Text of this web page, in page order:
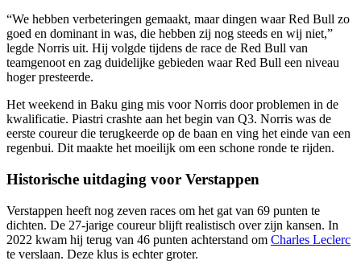
“We hebben verbeteringen gemaakt, maar dingen waar Red Bull zo
goed en dominant in was, die hebben zij nog steeds en wij niet,”
legde Norris uit. Hij volgde tijdens de race de Red Bull van
teamgenoot en zag duidelijke gebieden waar Red Bull een niveau
hoger presteerde.
Het weekend in Baku ging mis voor Norris door problemen in de
kwalificatie. Piastri crashte aan het begin van Q3. Norris was de
eerste coureur die terugkeerde op de baan en ving het einde van een
regenbui. Dit maakte het moeilijk om een schone ronde te rijden.
Historische uitdaging voor Verstappen
Verstappen heeft nog zeven races om het gat van 69 punten te
dichten. De 27-jarige coureur blijft realistisch over zijn kansen. In
2022 kwam hij terug van 46 punten achterstand om Charles Leclerc
te verslaan. Deze klus is echter groter.